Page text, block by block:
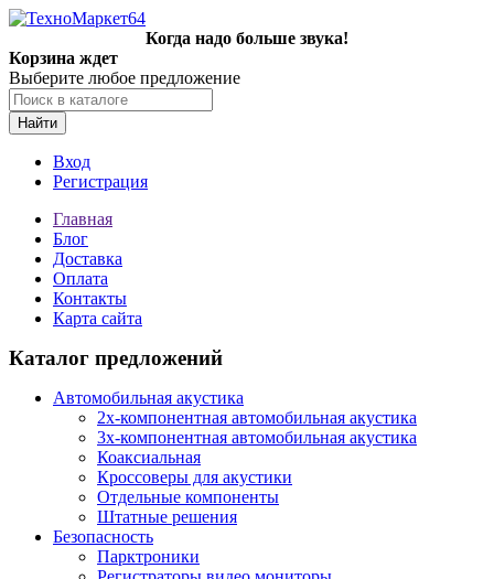
Когда надо больше звука!
Корзина ждет
Выберите любое предложение
Найти
Вход
Регистрация
Главная
Блог
Доставка
Оплата
Контакты
Карта сайта
Каталог предложений
Автомобильная акустика
2х-компонентная автомобильная акустика
3х-компонентная автомобильная акустика
Коаксиальная
Кроссоверы для акустики
Отдельные компоненты
Штатные решения
Безопасность
Парктроники